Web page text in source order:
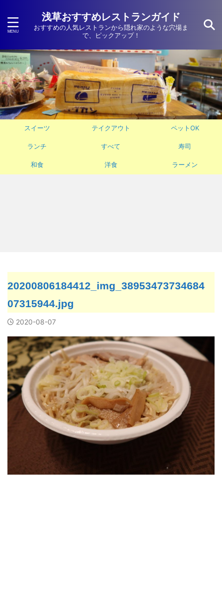
浅草おすすめレストランガイド
おすすめの人気レストランから隠れ家のような穴場ま
で、ピックアップ！
スイーツ テイクアウト ペットOK
ランチ すべて 寿司
和食 洋食 ラーメン
20200806184412_img_38953473734684
07315944.jpg
2020-08-07